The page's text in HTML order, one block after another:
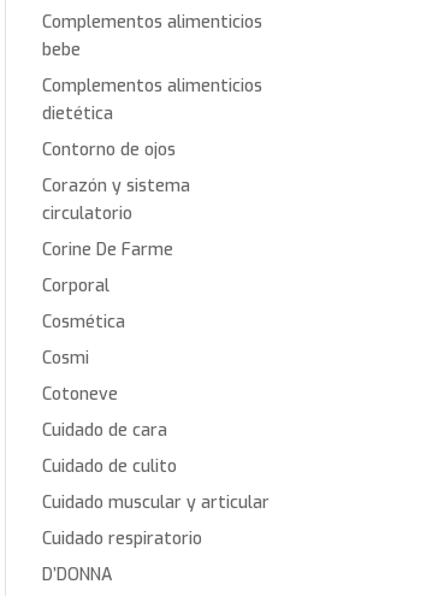
Complementos alimenticios
bebe
Complementos alimenticios
dietética
Contorno de ojos
Corazón y sistema
circulatorio
Corine De Farme
Corporal
Cosmética
Cosmi
Cotoneve
Cuidado de cara
Cuidado de culito
Cuidado muscular y articular
Cuidado respiratorio
D’DONNA